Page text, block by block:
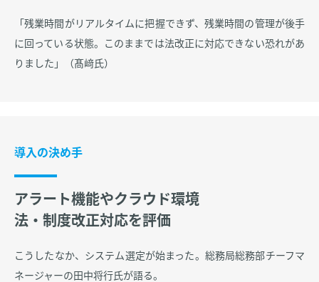
「残業時間がリアルタイムに把握できず、残業時間の管理が後手
に回っている状態。このままでは法改正に対応できない恐れがあ
りました」（髙﨑氏）
導入の決め手
アラート機能やクラウド環境
法・制度改正対応を評価
こうしたなか、システム選定が始まった。総務局総務部チーフマ
ネージャーの田中将行氏が語る。